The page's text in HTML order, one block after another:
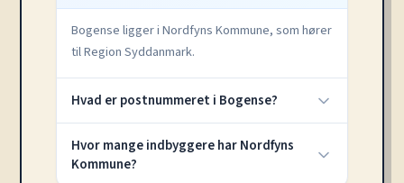
Bogense ligger i Nordfyns Kommune, som hører
til Region Syddanmark.
Hvad er postnummeret i Bogense?
Hvor mange indbyggere har Nordfyns
Kommune?